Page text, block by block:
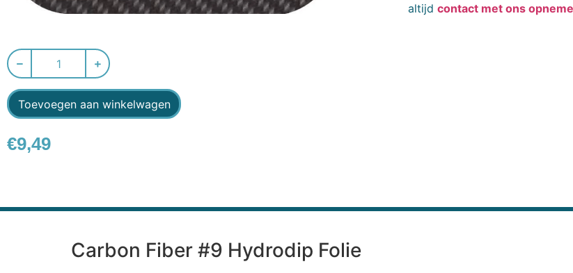
Toevoegen aan winkelwagen
€9,49
altijd contact met ons
Carbon Fiber #9 Hydrodip Folie